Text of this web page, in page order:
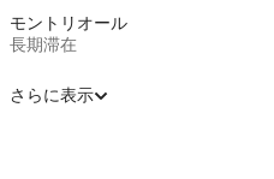
モントリオール
長期滞在
さらに表示